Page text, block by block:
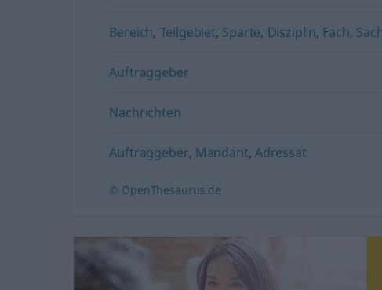
Bereich, Teilgebiet, Sparte, Disziplin, Fach,
Auftraggeber
Nachrichten
Auftraggeber, Mandant, Adressat
© OpenThesaurus.de